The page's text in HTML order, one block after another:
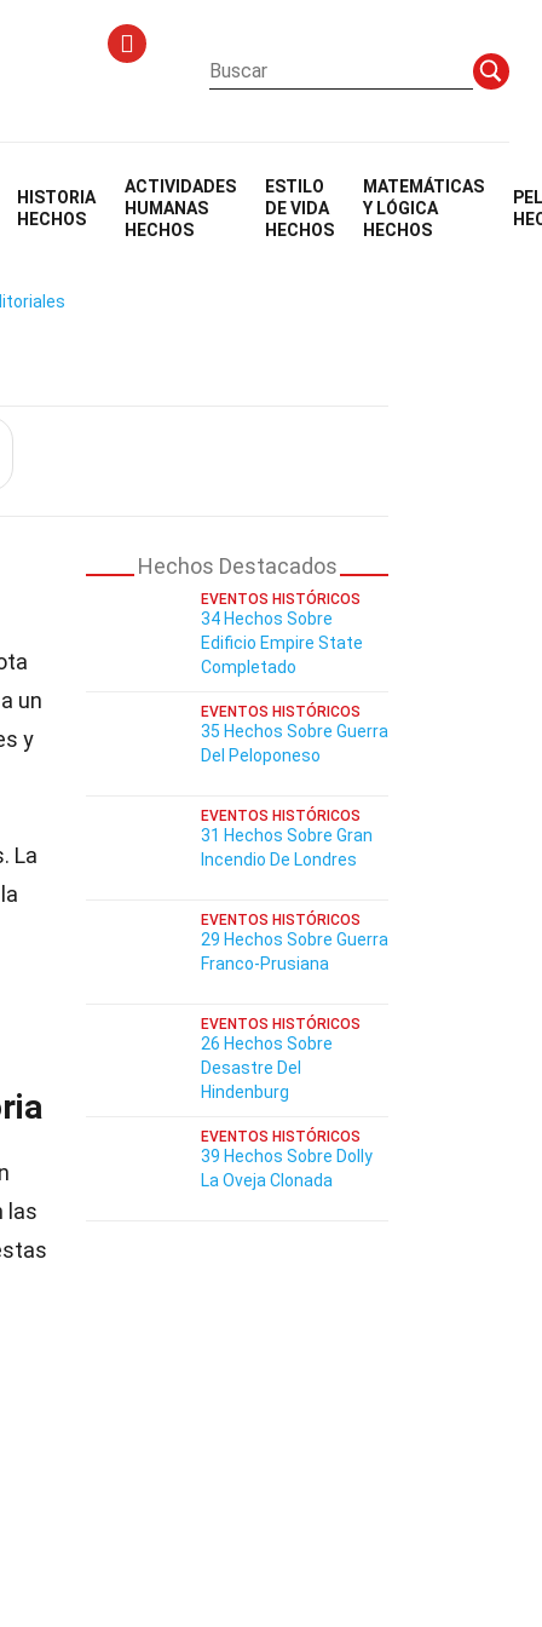
HISTORIA
HECHOS
ACTIVIDADES
HUMANAS
HECHOS
ESTILO
DE VIDA
HECHOS
MATEMÁTICAS
Y LÓGICA
HECHOS
Knee
un
y
La
las
Hechos Destacados
EVENTOS HISTÓRICOS
34 Hechos Sobre
Edificio Empire State
Completado
EVENTOS HISTÓRICOS
35 Hechos Sobre Guerra
Del Peloponeso
EVENTOS HISTÓRICOS
31 Hechos Sobre Gran
Incendio De Londres
EVENTOS HISTÓRICOS
29 Hechos Sobre Guerra
Franco-Prusiana
EVENTOS HISTÓRICOS
26 Hechos Sobre
Desastre Del
Hindenburg
EVENTOS HISTÓRICOS
39 Hechos Sobre Dolly
La Oveja Clonada